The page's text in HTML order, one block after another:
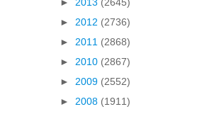
► 2012 (2736)
► 2011 (2868)
► 2010 (2867)
► 2009 (2552)
► 2008 (1911)